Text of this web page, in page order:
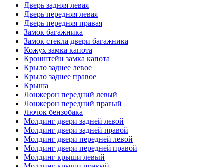
Дверь задняя левая
Дверь передняя левая
Дверь передняя правая
Замок багажника
Замок стекла двери багажника
Кожух замка капота
Кронштейн замка капота
Крыло заднее левое
Крыло заднее правое
Крыша
Лонжерон передний левый
Лонжерон передний правый
Лючок бензобака
Молдинг двери задней левой
Молдинг двери задней правой
Молдинг двери передней левой
Молдинг двери передней правой
Молдинг крыши левый